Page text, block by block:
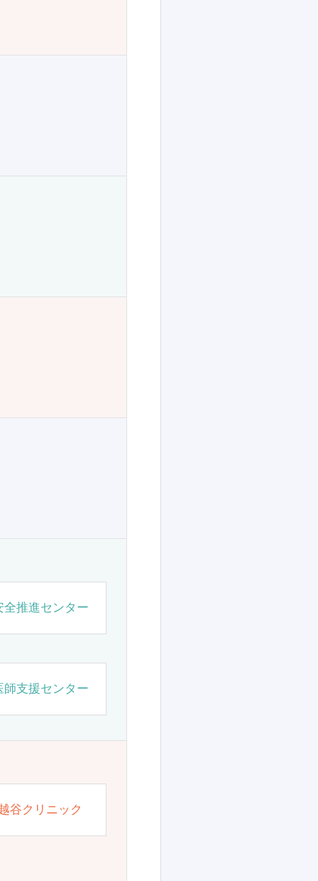
全推進センター
師支援センター
谷クリニック